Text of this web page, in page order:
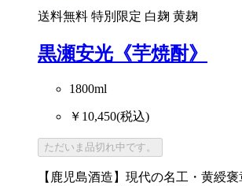
送料無料 特別限定 白麹 黄麹
黒瀬安光《芋焼酎》
1800ml
￥10,450(税込)
ただいま品切れ中です。
【鹿児島酒造】現代の名工・黄綬